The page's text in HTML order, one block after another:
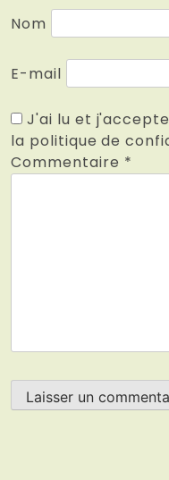
Nom
E-mail
J'ai lu et
la politique de
Commentaire *